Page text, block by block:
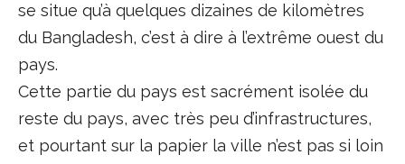
se situe qu’à quelques dizaines de kilomètres
du Bangladesh, c’est à dire à l’extrême ouest du
pays.
Cette partie du pays est sacrément isolée du
reste du pays, avec très peu d’infrastructures,
et pourtant sur la papier la ville n’est pas si loin